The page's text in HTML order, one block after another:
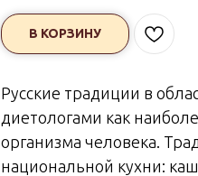
В КОРЗИНУ
Русские традиции в
диетологами как
организма человека.
национальной кухни: